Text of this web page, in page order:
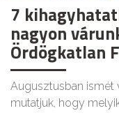
7
nagyon
Ördögkatlan
Augusztusban ismét
mutatjuk, hogy